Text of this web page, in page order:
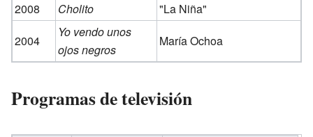
2008
Cholito
"La Niña"
2004
Yo vendo unos
ojos negros
María Ochoa
Programas de televisión